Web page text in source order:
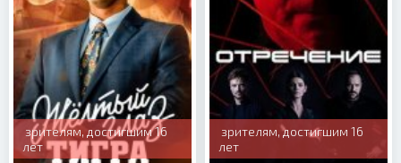
зрителям, достигшим 16
лет
зрителям, достигшим 16
лет